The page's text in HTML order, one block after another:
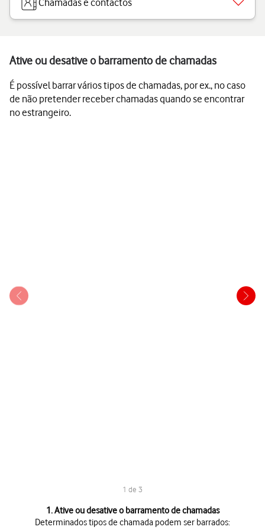
Chamadas e contactos
Ative ou desative o barramento de chamadas
É possível barrar vários tipos de chamadas, por ex., no caso
de não pretender receber chamadas quando se encontrar
no estrangeiro.
1 de 3
1. Ative ou desative o barramento de chamadas
Determinados tipos de chamada podem ser barrados: